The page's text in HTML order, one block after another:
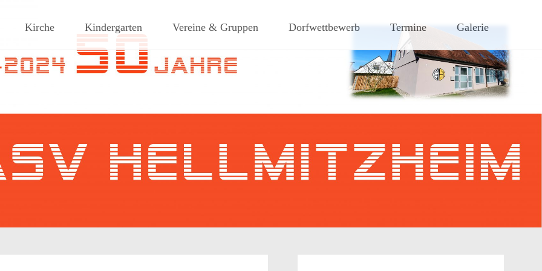
Dorf am Rande des südlichen Steigerwaldes
Kirche Kindergarten Vereine & Gruppen Dorfwettbewerb Termine Galerie